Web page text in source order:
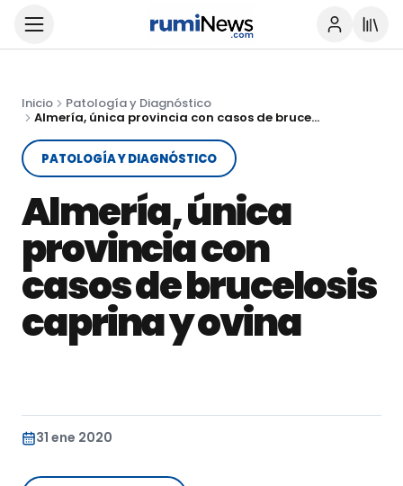
Inicio
Patología y Diagnóstico
Almería, única provincia con casos de brucelosis caprina y ovina
PATOLOGÍA Y DIAGNÓSTICO
Almería, única
provincia con
casos de brucelosis
caprina y ovina
31 ene 2020